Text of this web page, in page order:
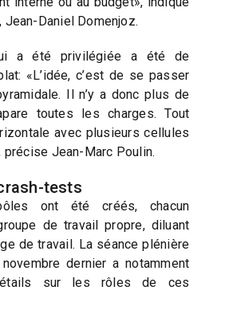
Jean-Daniel Domenjoz.
a été privilégiée a été de
«L’idée, c’est de se passer
Il n’y a donc plus de
toutes les charges. Tout
avec plusieurs cellules
précise Jean-Marc Poulin.
tests
ont été créés, chacun
de travail propre, diluant
de travail. La séance plénière
dernier a notamment
sur les rôles de ces